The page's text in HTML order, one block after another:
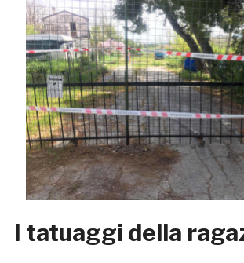
I tatuaggi della